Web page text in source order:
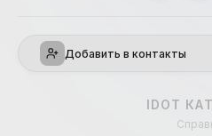
Добавить в контакты
IDOT